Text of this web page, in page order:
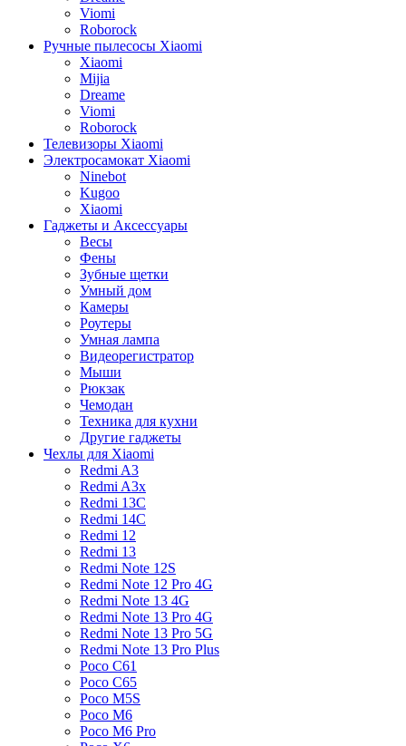
Viomi
Roborock
Ручные пылесосы Xiaomi
Xiaomi
Mijia
Dreame
Viomi
Roborock
Телевизоры Xiaomi
Электросамокат Xiaomi
Ninebot
Kugoo
Xiaomi
Гаджеты и Аксессуары
Весы
Фены
Зубные щетки
Умный дом
Камеры
Роутеры
Умная лампа
Видеорегистратор
Мыши
Рюкзак
Чемодан
Техника для кухни
Другие гаджеты
Чехлы для Xiaomi
Redmi A3
Redmi A3x
Redmi 13C
Redmi 14C
Redmi 12
Redmi 13
Redmi Note 12S
Redmi Note 12 Pro 4G
Redmi Note 13 4G
Redmi Note 13 Pro 4G
Redmi Note 13 Pro 5G
Redmi Note 13 Pro Plus
Poco C61
Poco C65
Poco M5S
Poco M6
Poco M6 Pro